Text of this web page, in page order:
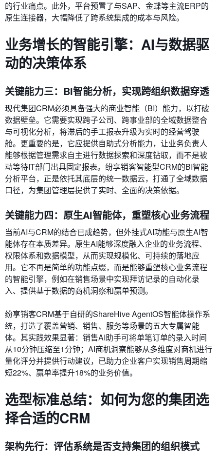
的行业痛点。此外，平台预置了与SAP、金蝶等主流ERP的
原生连接器，大幅降低了跨系统集成的成本与风险。
业务增长的智能引擎：AI与数据驱
动的决策体系
关键能力三：BI智能分析，实现跨组织数据穿透
现代集团CRM必须具备强大的商业智能（BI）能力，以打破
数据壁垒。它需要实现跨子公司、跨事业部的全域数据整合
与可视化分析，将滞后的手工报表升级为实时的经营驾驶
舱。更重要的是，它应提供自助式分析能力，让业务负责人
能够根据管理需求自主进行数据探索和深度钻取，而不是被
动等待IT部门出具固定报表。纷享销客智能型CRM的BI智能
分析平台，正是依托其底层的统一数据云，打通了全域数据
口径，为集团管理层提供了实时、全面的决策依据。
关键能力四：原生AI智能体，重塑核心业务流程
当前AI与CRM的结合已成趋势，但外挂式AI功能与原生AI智
能体存在本质差异。原生AI能够深度融入企业的业务流程、
权限体系和数据模型，从而实现规模化、可持续的落地应
用。它不再是简单的功能点缀，而是能够重塑核心业务流程
的智能引擎，例如在销售场景中实现拜访记录的自动化录
入、提供基于数据的商机洞察和赢单预测。
纷享销客CRM基于自研的ShareHive AgentOS智能体操作系
统，打造了覆盖营销、销售、服务等场景的五大专属智能
体。其实践效果显著：销售AI助手可将单笔订单的录入时间
从10分钟压缩至1分钟；AI商机洞察能够从多维度对商机进行
量化评分并提供行动建议，已助力企业客户实现销售周期缩
短22%、赢单率提升18%的业务价值。
选型标准总结：如何为您的集团选
择合适的CRM
架构先行：评估系统是否支持集团的组织模式